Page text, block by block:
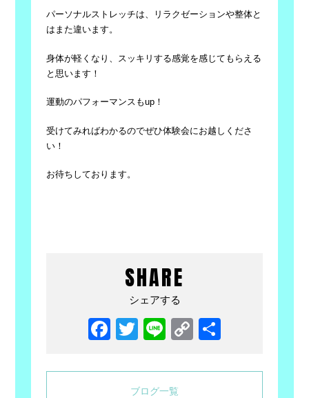
パーソナルストレッチは、リラクゼーションや整体と
はまた違います。
身体が軽くなり、スッキリする感覚を感じてもらえる
と思います！
運動のパフォーマンスもup！
受けてみればわかるのでぜひ体験会にお越しくださ
い！
お待ちしております。
SHARE
シェアする
Facebook
Twitter
LineCopy
ブログ一覧